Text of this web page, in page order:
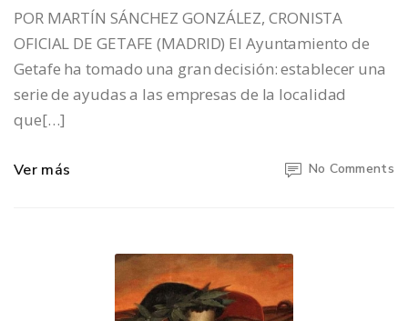
POR MARTÍN SÁNCHEZ GONZÁLEZ, CRONISTA
OFICIAL DE GETAFE (MADRID) El Ayuntamiento de
Getafe ha tomado una gran decisión: establecer una
serie de ayudas a las empresas de la localidad
que[…]
Ver más No Comments